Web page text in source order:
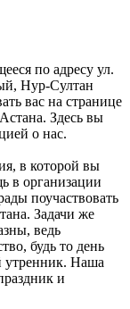
по адресу ул.
Нур-Султан
вас на странице
Здесь вы
о нас.
в которой вы
в организации
поучаствовать
Задачи же
ведь
будь то день
утренник. Наша
и